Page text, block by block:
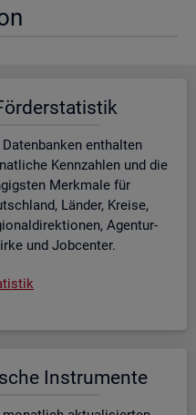
Da­ten­ban­ken ent­hal­ten
Kenn­zah­len und die
Merk­ma­le für
Län­der, Krei­se,
Agen­tur­
und Job­cen­ter.
In­stru­men­te